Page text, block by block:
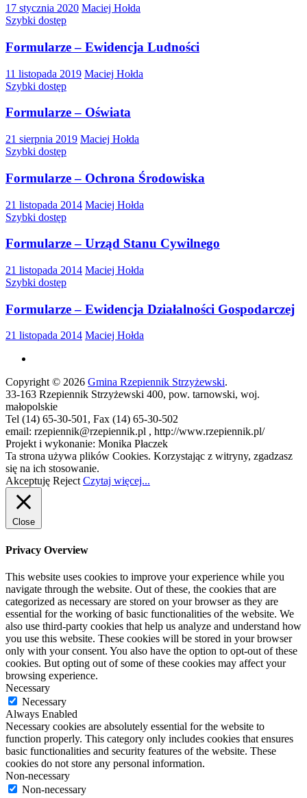
17 stycznia 2020 Maciej Hołda
Szybki dostęp
Formularze – Ewidencja Ludności
11 listopada 2019 Maciej Hołda
Szybki dostęp
Formularze – Oświata
21 sierpnia 2019 Maciej Hołda
Szybki dostęp
Formularze – Ochrona Środowiska
21 listopada 2014 Maciej Hołda
Szybki dostęp
Formularze – Urząd Stanu Cywilnego
21 listopada 2014 Maciej Hołda
Szybki dostęp
Formularze – Ewidencja Działalności Gospodarczej
21 listopada 2014 Maciej Hołda
Copyright © 2026 Gmina Rzepiennik Strzyżewski.
33-163 Rzepiennik Strzyżewski 400, pow. tarnowski, woj.
małopolskie
Tel (14) 65-30-501, Fax (14) 65-30-502
email: rzepiennik@rzepiennik.pl , http://www.rzepiennik.pl/
Projekt i wykonanie: Monika Płaczek
Ta strona używa plików Cookies. Korzystając z witryny, zgadzasz
się na ich stosowanie.
Akceptuję Reject Czytaj więcej...
Close
Privacy Overview
This website uses cookies to improve your experience while you
navigate through the website. Out of these, the cookies that are
categorized as necessary are stored on your browser as they are
essential for the working of basic functionalities of the website. We
also use third-party cookies that help us analyze and understand how
you use this website. These cookies will be stored in your browser
only with your consent. You also have the option to opt-out of these
cookies. But opting out of some of these cookies may affect your
browsing experience.
Necessary
Necessary
Always Enabled
Necessary cookies are absolutely essential for the website to
function properly. This category only includes cookies that ensures
basic functionalities and security features of the website. These
cookies do not store any personal information.
Non-necessary
Non-necessary